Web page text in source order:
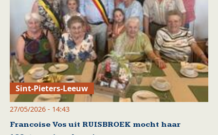
Sint-Pieters-Leeuw
27/05/2026 - 14:43
Francoise Vos uit RUISBROEK mocht haar